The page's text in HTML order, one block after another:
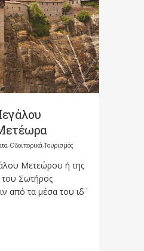
Οδοιπορικά-Τουρισμός
Μετεώρου ή της
Σωτήρος
από τα μέσα του ιδ΄